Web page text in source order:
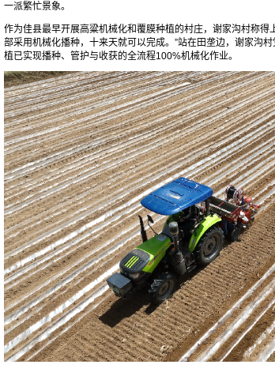
一派繁忙景象。
作为佳县最早开展高粱机械化和覆膜种植的村庄，谢家沟村称
部采用机械化播种，十来天就可以完成。”站在田垄边，谢家沟
植已实现播种、管护与收获的全流程100%机械化作业。